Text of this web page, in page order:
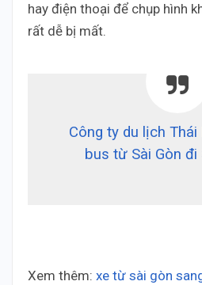
hay điện thoại để chụp hình
rất dễ bị mất.
Công ty du lịch
bus từ Sài Gòn đi
Xem thêm: xe từ sài gòn